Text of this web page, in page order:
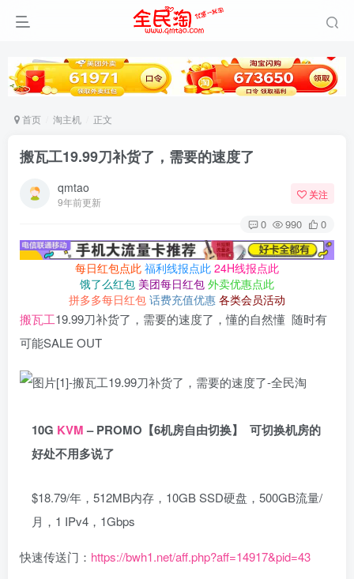
首页 淘主机 正文
搬瓦工19.99刀补货了，需要的速度了
qmtao
9年前更新
关注
0 990 0
每日红包点此 福利线报点此 24H线报点此
饿了么红包 美团每日红包 外卖优惠点此
拼多多每日红包 话费充值优惠 各类会员活动
搬瓦工19.99刀补货了，需要的速度了，懂的自然懂 随时有
可能SALE OUT
10G KVM– PROMO【6机房自由切换】 可切换机房的
好处不用多说了
$18.79/年，512MB内存，10GB SSD硬盘，500GB流量/
月，1 IPv4，1Gbps
快速传送门： https://bwh1.net/aff.php?aff=14917&pid=43